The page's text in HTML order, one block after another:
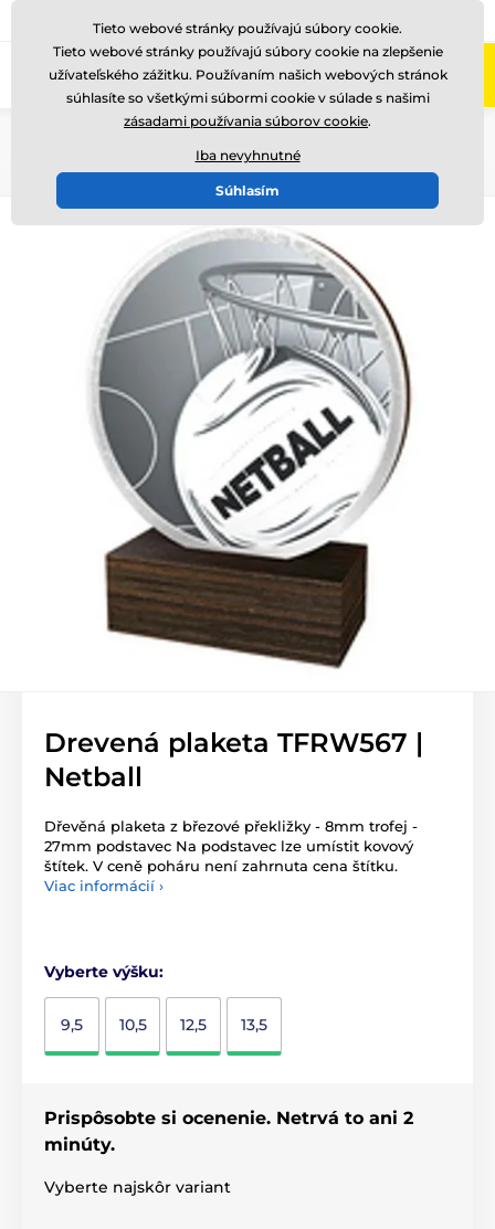
Zavolajte nám (Po-Pi 8-17) +421220255160
Drevená plaketa TFRW567 |
Netball
Dřevěná plaketa z březové překližky - 8mm trofej -
27mm podstavec Na podstavec lze umístit kovový
štítek. V ceně poháru není zahrnuta cena štítku.
Viac informácií ›
Vyberte výšku:
9,5 10,5 12,5 13,5
Prispôsobte si ocenenie. Netrvá to ani 2
minúty.
Vyberte najskôr variant
Tieto webové stránky používajú súbory cookie.
Tieto webové stránky používajú súbory cookie na zlepšenie
užívateľského zážitku. Používaním našich webových stránok
súhlasíte so všetkými súbormi cookie v súlade s našimi
zásadami používania súborov cookie.
Iba nevyhnutné
Súhlasím